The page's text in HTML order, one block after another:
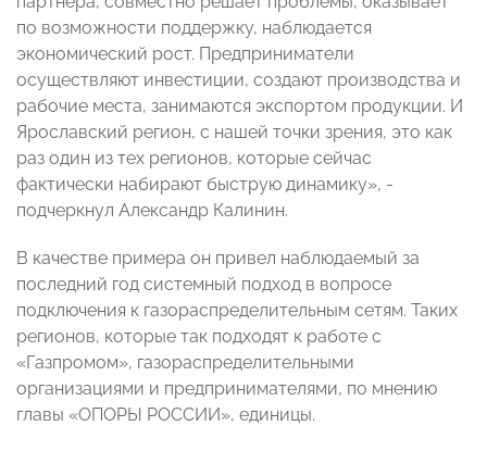
по возможности поддержку, наблюдается
экономический рост. Предприниматели
осуществляют инвестиции, создают производства и
рабочие места, занимаются экспортом продукции. И
Ярославский регион, с нашей точки зрения, это как
раз один из тех регионов, которые сейчас
фактически набирают быструю динамику», -
подчеркнул Александр Калинин.
В качестве примера он привел наблюдаемый за
последний год системный подход в вопросе
подключения к газораспределительным сетям. Таких
регионов, которые так подходят к работе с
«Газпромом», газораспределительными
организациями и предпринимателями, по мнению
главы «ОПОРЫ РОССИИ», единицы.